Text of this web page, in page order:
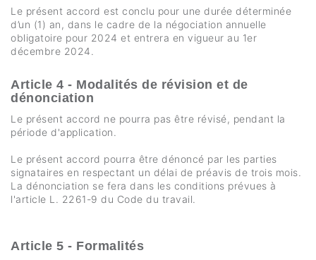
Le présent accord est conclu pour une durée déterminée
d’un (1) an, dans le cadre de la négociation annuelle
obligatoire pour 2024 et entrera en vigueur au 1er
décembre 2024.
Article 4 - Modalités de révision et de
dénonciation
Le présent accord ne pourra pas être révisé, pendant la
période d'application.
Le présent accord pourra être dénoncé par les parties
signataires en respectant un délai de préavis de trois mois.
La dénonciation se fera dans les conditions prévues à
l'article L. 2261-9 du Code du travail.
Article 5 - Formalités